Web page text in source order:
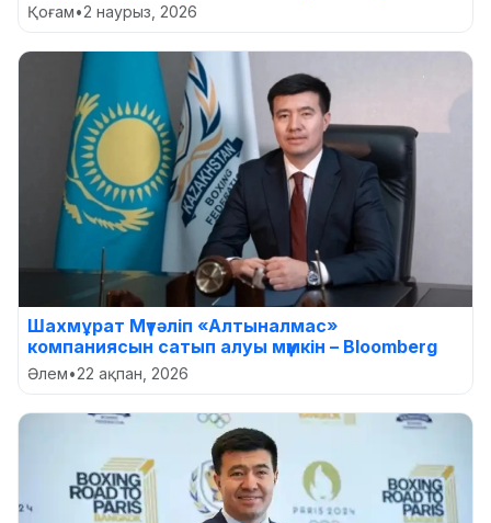
Қоғам•2 наурыз, 2026
Шахмұрат Мүтәліп «Алтыналмас»
компаниясын сатып алуы мүмкін – Bloomberg
Әлем•22 ақпан, 2026